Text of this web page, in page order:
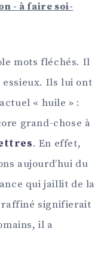
- à faire soi-
mots fléchés. Il
Ils lui ont
« huile » :
grand-chose à
. En effet,
aujourd’hui du
qui jaillit de la
raffiné signifierait
il a